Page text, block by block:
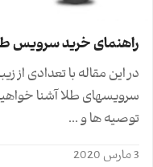
راهنمای خرید سرویس
در این مقاله با تعدادی از
سرویسهای طلا آشنا
توصیه ها و ...
3 مارس 2020